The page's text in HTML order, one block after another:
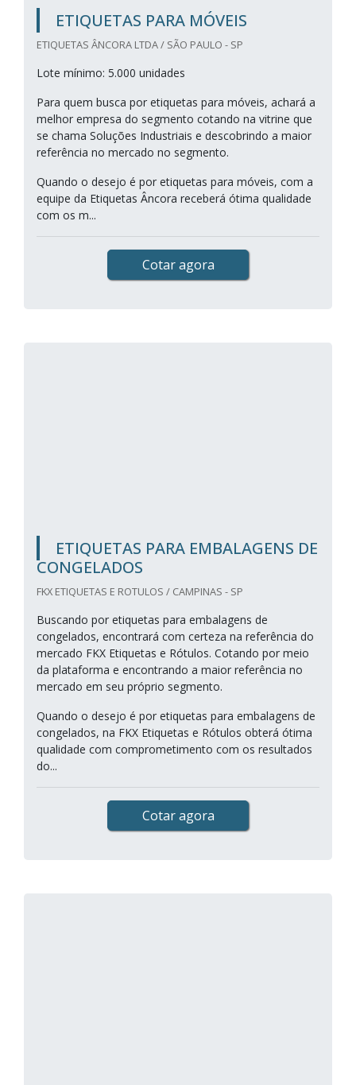
ETIQUETAS PARA MÓVEIS
ETIQUETAS ÂNCORA LTDA / SÃO PAULO - SP
Lote mínimo: 5.000 unidades
Para quem busca por etiquetas para móveis, achará a
melhor empresa do segmento cotando na vitrine que
se chama Soluções Industriais e descobrindo a maior
referência no mercado no segmento.
Quando o desejo é por etiquetas para móveis, com a
equipe da Etiquetas Âncora receberá ótima qualidade
com os m...
Cotar agora
ETIQUETAS PARA EMBALAGENS DE
CONGELADOS
FKX ETIQUETAS E ROTULOS / CAMPINAS - SP
Buscando por etiquetas para embalagens de
congelados, encontrará com certeza na referência do
mercado FKX Etiquetas e Rótulos. Cotando por meio
da plataforma e encontrando a maior referência no
mercado em seu próprio segmento.
Quando o desejo é por etiquetas para embalagens de
congelados, na FKX Etiquetas e Rótulos obterá ótima
qualidade com comprometimento com os resultados
do...
Cotar agora